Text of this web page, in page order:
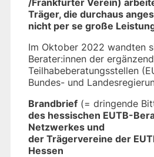
Träger, die durchaus
nicht per se große
Im Oktober 2022 wandten
Berater:innen der
Teilhabeberatungsstellen
Bundes- und
Brandbrief (= dringende
des hessischen EUTB-
Netzwerkes und
der Trägervereine der
Hessen